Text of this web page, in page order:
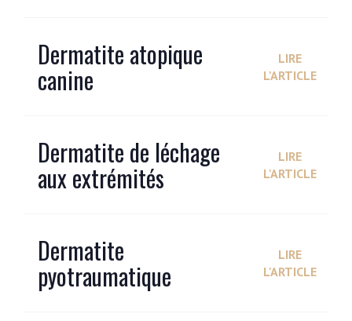
Dermatite atopique
canine
LIRE
L'ARTICLE
Dermatite de léchage
aux extrémités
LIRE
L'ARTICLE
Dermatite
pyotraumatique
LIRE
L'ARTICLE